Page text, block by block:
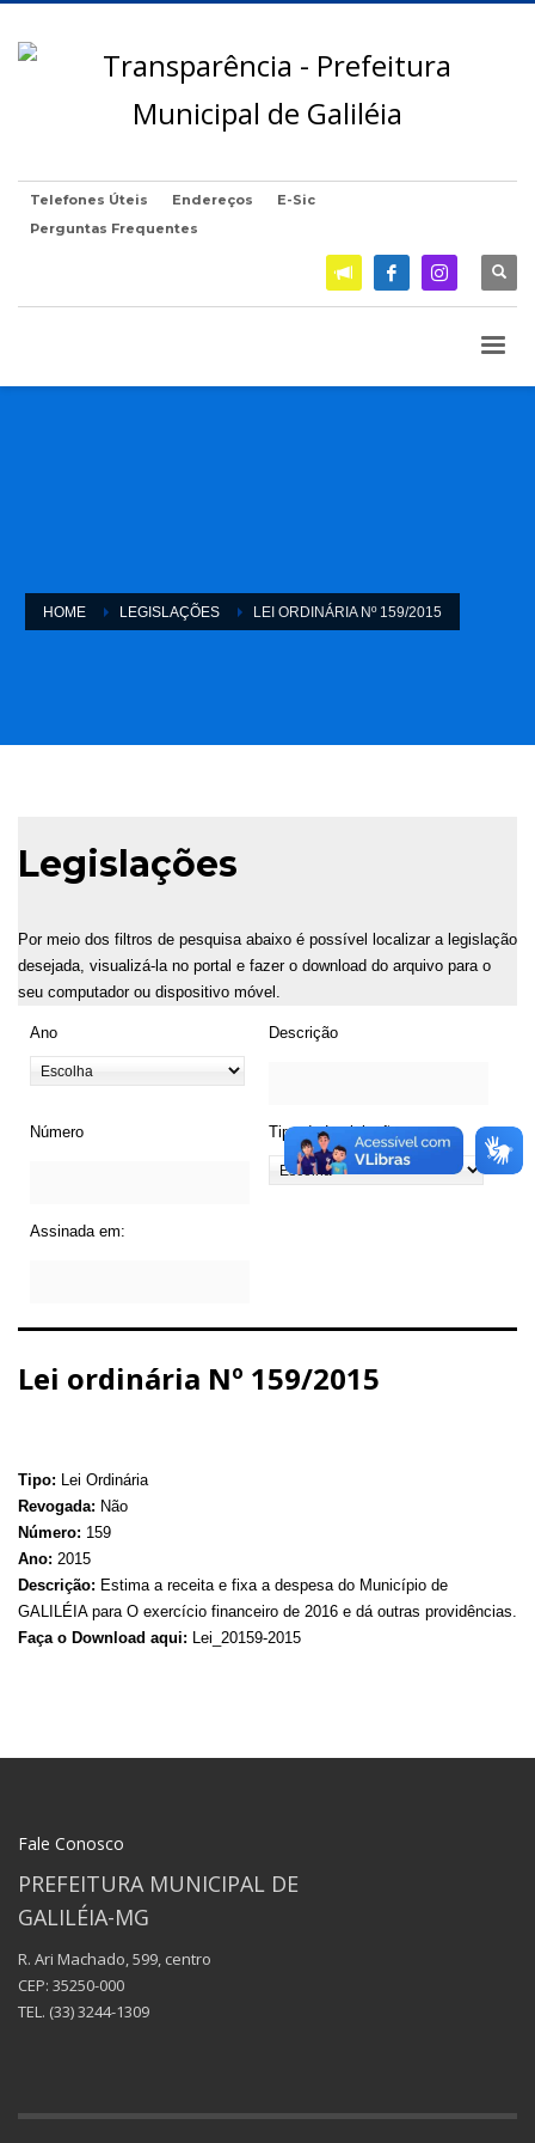
Telefones Úteis Endereços
E-Sic
Perguntas Frequentes
HOME LEGISLAÇÕES LEI ORDINÁRIA Nº 159/2015
Legislações
Por meio dos filtros de pesquisa abaixo é possível localizar a legislação
desejada, visualizá-la no portal e fazer o download do arquivo para o
seu computador ou dispositivo móvel.
Ano Descrição
Número Tipo de Legislação
Assinada em:
Lei ordinária Nº 159/2015
Tipo: Lei Ordinária
Revogada: Não
Número: 159
Ano: 2015
Descrição: Estima a receita e fixa a despesa do Município de
GALILÉIA para O exercício financeiro de 2016 e dá outras providências.
Faça o Download aqui: Lei_20159-2015
Fale Conosco
PREFEITURA MUNICIPAL DE
GALILÉIA-MG
R. Ari Machado, 599, centro
CEP: 35250-000
TEL. (33) 3244-1309